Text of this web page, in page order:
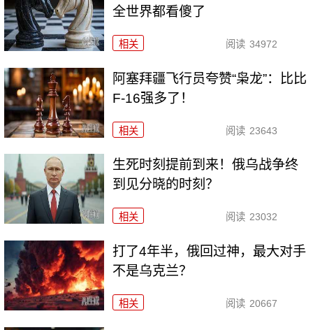
全世界都看傻了
相关 阅读 34972
阿塞拜疆飞行员夸赞“枭龙”：比比
F-16强多了！
相关 阅读 23643
生死时刻提前到来！俄乌战争终
到见分晓的时刻？
相关 阅读 23032
打了4年半，俄回过神，最大对手
不是乌克兰？
相关 阅读 20667